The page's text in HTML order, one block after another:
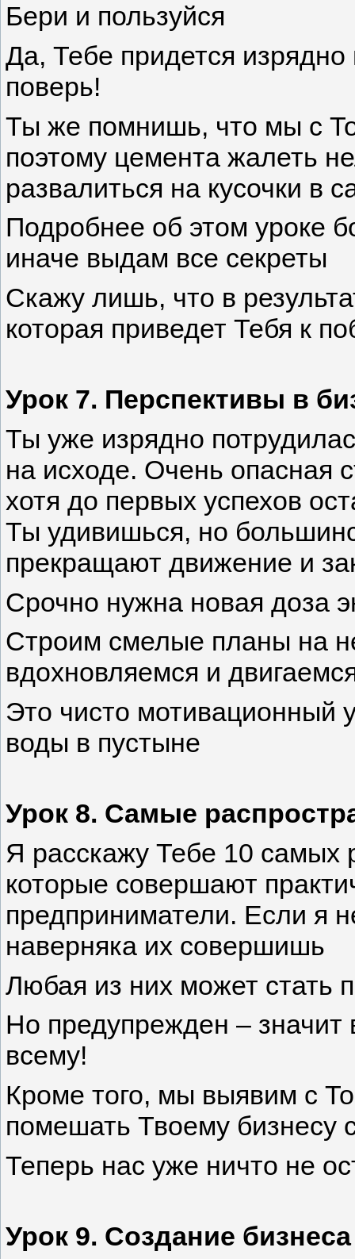
Бери и пользуйся
Да, Тебе придется изрядно
поверь!
Ты же помнишь, что мы с
поэтому цемента жалеть
развалиться на кусочки
Подробнее об этом уроке
иначе выдам все секреты
Скажу лишь, что в
которая приведет Тебя к
Урок 7. Перспективы в
Ты уже изрядно
на исходе. Очень опасная
хотя до первых успехов
Ты удивишься, но
прекращают движение и
Срочно нужна новая доза
Строим смелые планы на
вдохновляемся и
Это чисто мотивационный
воды в пустыне
Урок 8. Самые
Я расскажу Тебе 10 самых
которые совершают
предприниматели. Если я
наверняка их совершишь
Любая из них может стать
Но предупрежден – значит
всему!
Кроме того, мы выявим с
помешать Твоему бизнесу
Теперь нас уже ничто не
Урок 9. Создание